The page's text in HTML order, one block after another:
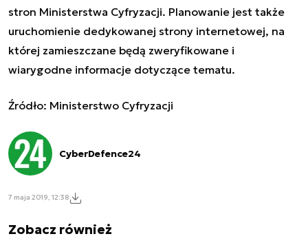
stron Ministerstwa Cyfryzacji. Planowanie jest także
uruchomienie dedykowanej strony internetowej, na
której zamieszczane będą zweryfikowane i
wiarygodne informacje dotyczące tematu.
Źródło: Ministerstwo Cyfryzacji
CyberDefence24
7 maja 2019, 12:38
Zobacz również